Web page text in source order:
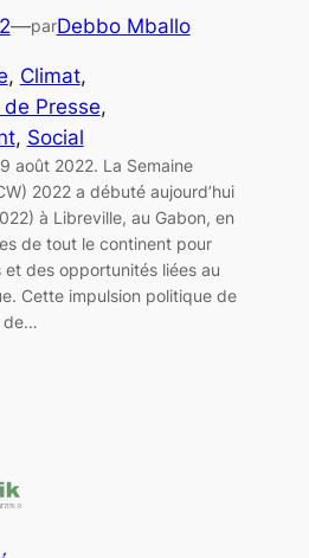
—parDebbo Mballo
, Climat
Presse
, Social
août 2022. La Semaine
2022 a débuté aujourd’hui
à Libreville, au Gabon, en
de tout le continent pour
des opportunités liées au
Cette impulsion politique de
de…